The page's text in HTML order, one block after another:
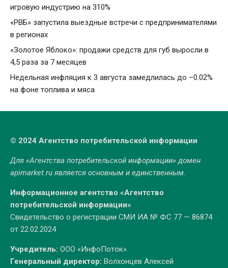
игровую индустрию на 310%
«РВБ» запустила выездные встречи с предпринимателями
в регионах
«Золотое Яблоко»: продажи средств для губ выросли в
4,5 раза за 7 месяцев
Недельная инфляция к 3 августа замедлилась до –0.02%
на фоне топлива и мяса
© 2024 Агентство потребительской информации
Для «Агентства потребительской информации» домен
apimarket.ruявляется основным и единственным.
Информационное агентство «Агентство
потребительской информации»
Свидетельство о регистрации СМИ ИА № ФС 77 — 86874
от 22.02.2024
Учредитель: ООО «ИнфоПоток»
Генеральный директор: Волхонцев Алексей